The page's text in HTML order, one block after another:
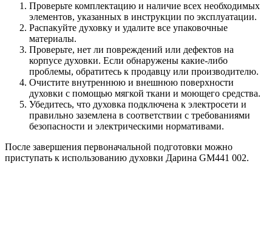
Проверьте комплектацию и наличие всех необходимых
элементов, указанных в инструкции по эксплуатации.
Распакуйте духовку и удалите все упаковочные
материалы.
Проверьте, нет ли повреждений или дефектов на
корпусе духовки. Если обнаружены какие-либо
проблемы, обратитесь к продавцу или производителю.
Очистите внутреннюю и внешнюю поверхности
духовки с помощью мягкой ткани и моющего средства.
Убедитесь, что духовка подключена к электросети и
правильно заземлена в соответствии с требованиями
безопасности и электрическими нормативами.
После завершения первоначальной подготовки можно
приступать к использованию духовки Дарина GM441 002.